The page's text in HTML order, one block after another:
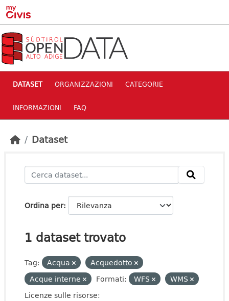
Skip to main content
DATASET ORGANIZZAZIONI CATEGORIE
INFORMAZIONI FAQ
Dataset
Ordina per
1 dataset trovato
Tag: Acqua
Acquedotto
Acque interne
Formati: WFS
WMS
Licenze sulle risorse: